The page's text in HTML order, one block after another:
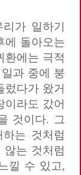
리가 일하기
에 돌아오는
환에는 극적
과 중에 붕
렀다가 왔거
이라도 갔어
것이다. 그
하는 것처럼
않는 것처럼
낄 수 있고,